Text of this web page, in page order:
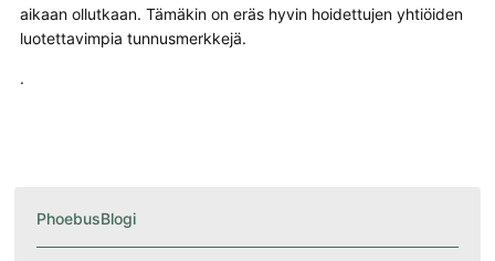
aikaan ollutkaan. Tämäkin on eräs hyvin hoidettujen yhtiöiden
luotettavimpia tunnusmerkkejä.
.
PhoebusBlogi